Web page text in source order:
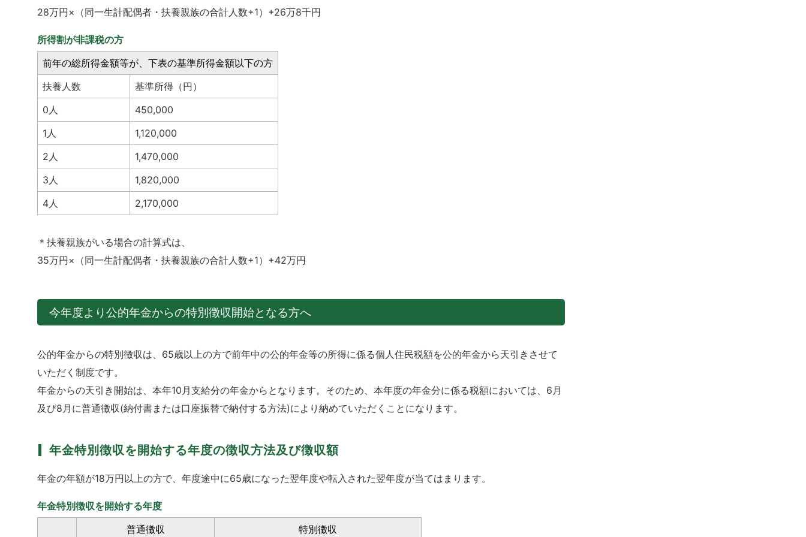
28万円×（同一生計配偶者・扶養親族の合計人数+1）+26万8千円
所得割が非課税の方
前年の総所得金額等が、下表の基準所得金額以下の方
扶養人数
基準所得（円）
0人
450,000
1人
1,120,000
2人
1,470,000
3人
1,820,000
4人
2,170,000
＊扶養親族がいる場合の計算式は、
35万円×（同一生計配偶者・扶養親族の合計人数+1）+42万円
今年度より公的年金からの特別徴収開始となる方へ
公的年金からの特別徴収は、65歳以上の方で前年中の公的年金等の所得に係る個人住民税額を公的年金から天引きさせて
いただく制度です。
年金からの天引き開始は、本年10月支給分の年金からとなります。そのため、本年度の年金分に係る税額においては、6月
及び8月に普通徴収(納付書または口座振替で納付する方法)により納めていただくことになります。
年金特別徴収を開始する年度の徴収方法及び徴収額
年金の年額が18万円以上の方で、年度途中に65歳になった翌年度や転入された翌年度が当てはまります。
年金特別徴収を開始する年度
普通徴収 特別徴収